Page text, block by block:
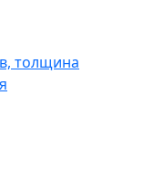
толщина